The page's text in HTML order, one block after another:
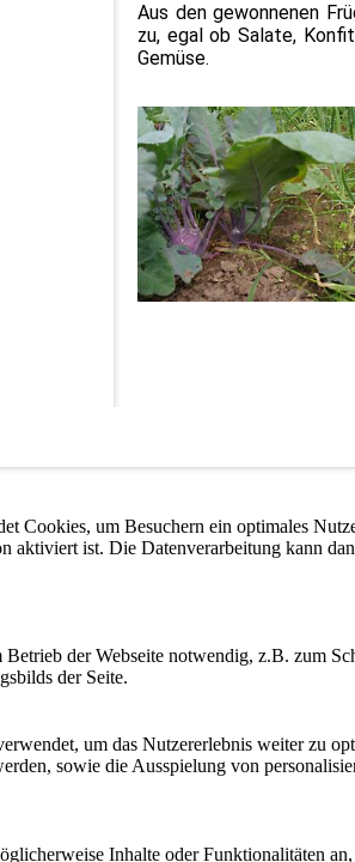
Aus den gewonnenen
zu, egal ob Salate,
Gemüse.
Cookies, um Besuchern ein optimales
aktiviert ist. Die Datenverarbeitung kann
der Webseite notwendig, z.B. zum
der Seite.
um das Nutzererlebnis weiter zu
sowie die Ausspielung von
Inhalte oder Funktionalitäten